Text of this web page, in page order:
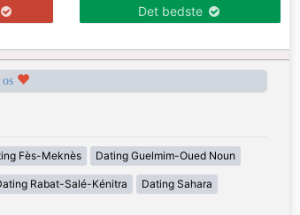
Det bedste
Fès-Meknès Dating Guelmim-Oued Noun
Rabat-Salé-Kénitra Dating Sahara